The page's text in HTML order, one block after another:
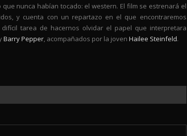
nunca habían tocado: el western. El film se estrenará el
y cuenta con un repartazo en el que encontraremos
tarea de hacernos olvidar el papel que interpretara
Barry Pepper, acompañados por la joven Hailee Steinfeld.